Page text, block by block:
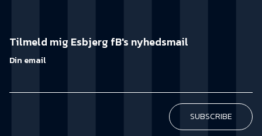
Tilmeld mig Esbjerg fB's nyhedsmail
Din email